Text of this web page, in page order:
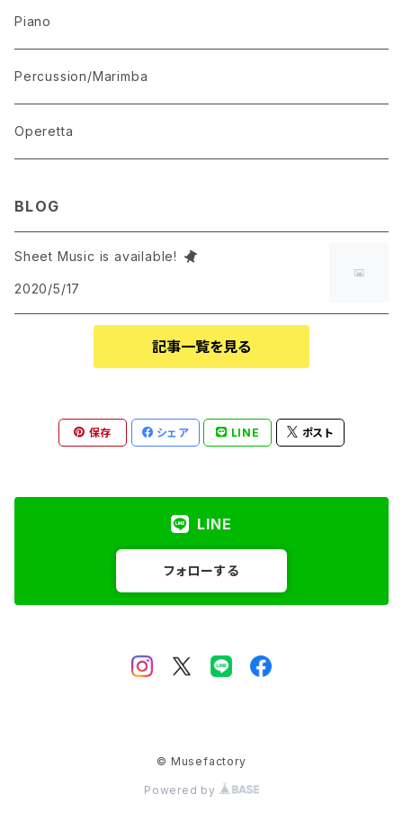
Mandolin Solo
Recommended for Competition
Suite(Set Collection)
Piano
Percussion/Marimba
Operetta
BLOG
Sheet Music is available!
2020/5/17
記事一覧を見る
保存 シェア LINE ポスト
LINE
フォローする
© Musefactory
Powered by